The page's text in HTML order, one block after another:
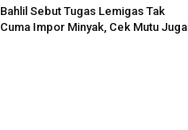
Bahlil Sebut Tugas Lemigas Tak
Cuma Impor Minyak, Cek Mutu Juga